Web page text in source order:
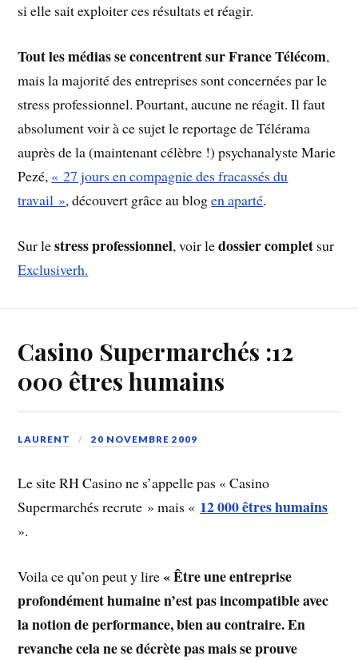
si elle sait exploiter ces résultats et réagir.
Tout les médias se concentrent sur France Télécom,
mais la majorité des entreprises sont concernées par le
stress professionnel. Pourtant, aucune ne réagit. Il faut
absolument voir à ce sujet le reportage de Télérama
auprès de la (maintenant célèbre !) psychanalyste Marie
Pezé, « 27 jours en compagnie des fracassés du
travail », découvert grâce au blogen aparté.
Sur lestress professionnel, voir ledossier complet sur
Exclusiverh.
Casino Supermarchés :12
000 êtres humains
LAURENT 20 NOVEMBRE 2009
Le site RH Casino ne s’appelle pas « Casino
Supermarchés recrute » mais « 12 000 êtres humains
».
Voila ce qu’on peut y lire« Être une entreprise
profondément humaine n’est pas incompatible avec
la notion de performance, bien au contraire. En
revanche cela ne se décrète pas mais se prouve